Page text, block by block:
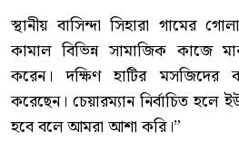
স্থানীয় বাসিন্দা সিহারা গামের
কামাল বিভিন্ন সামাজিক কাজে
করেন। দক্ষিণ হাটির মসজিদের
করেছেন। চেয়ারম্যান নির্বাচিত
হবে বলে আমরা আশা করি।”